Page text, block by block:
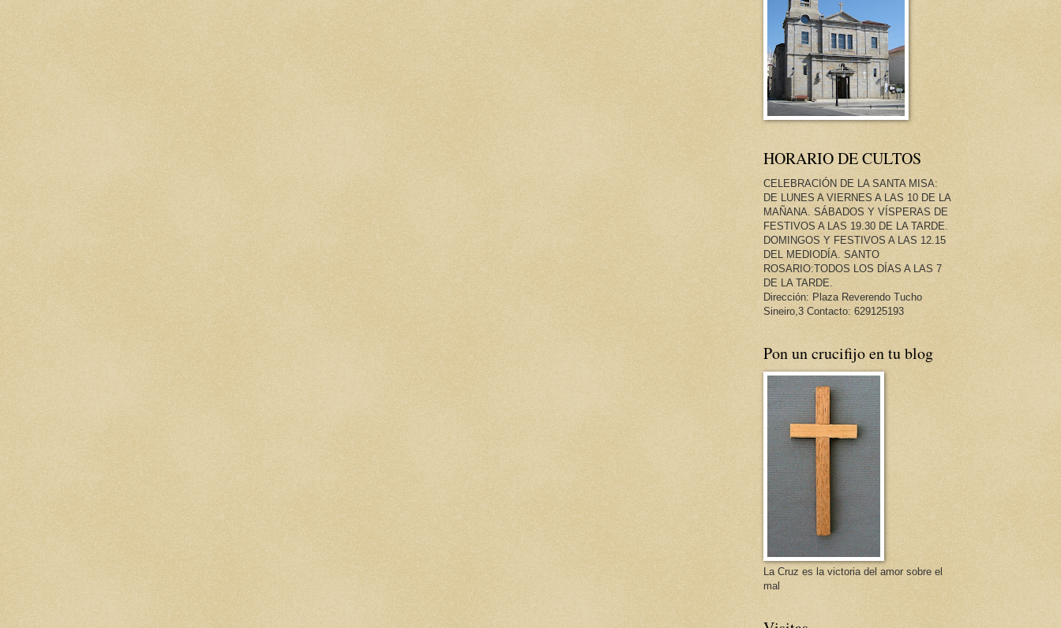
HORARIO DE CULTOS
CELEBRACIÓN DE LA SANTA MISA:
DE LUNES A VIERNES A LAS 10 DE LA
MAÑANA. SÁBADOS Y VÍSPERAS DE
FESTIVOS A LAS 19.30 DE LA TARDE.
DOMINGOS Y FESTIVOS A LAS 12.15
DEL MEDIODÍA. SANTO
ROSARIO:TODOS LOS DÍAS A LAS 7
DE LA TARDE.
Dirección: Plaza Reverendo Tucho
Sineiro,3 Contacto: 629125193
Pon un crucifijo en tu blog
La Cruz es la victoria del amor sobre el
mal